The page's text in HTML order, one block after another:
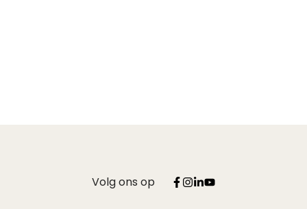
Volg ons op